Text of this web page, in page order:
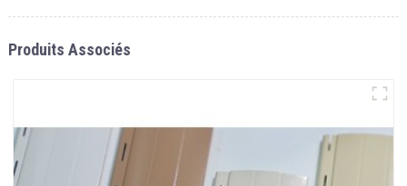
Produits Associés